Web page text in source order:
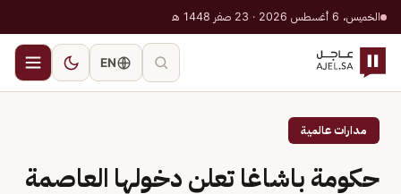
الخميس، 6 أغسطس 2026 · 23 صفر 1448 هـ
EN
مدارات عالمية
حكومة باشاغا تعلن دخولها العاصمة